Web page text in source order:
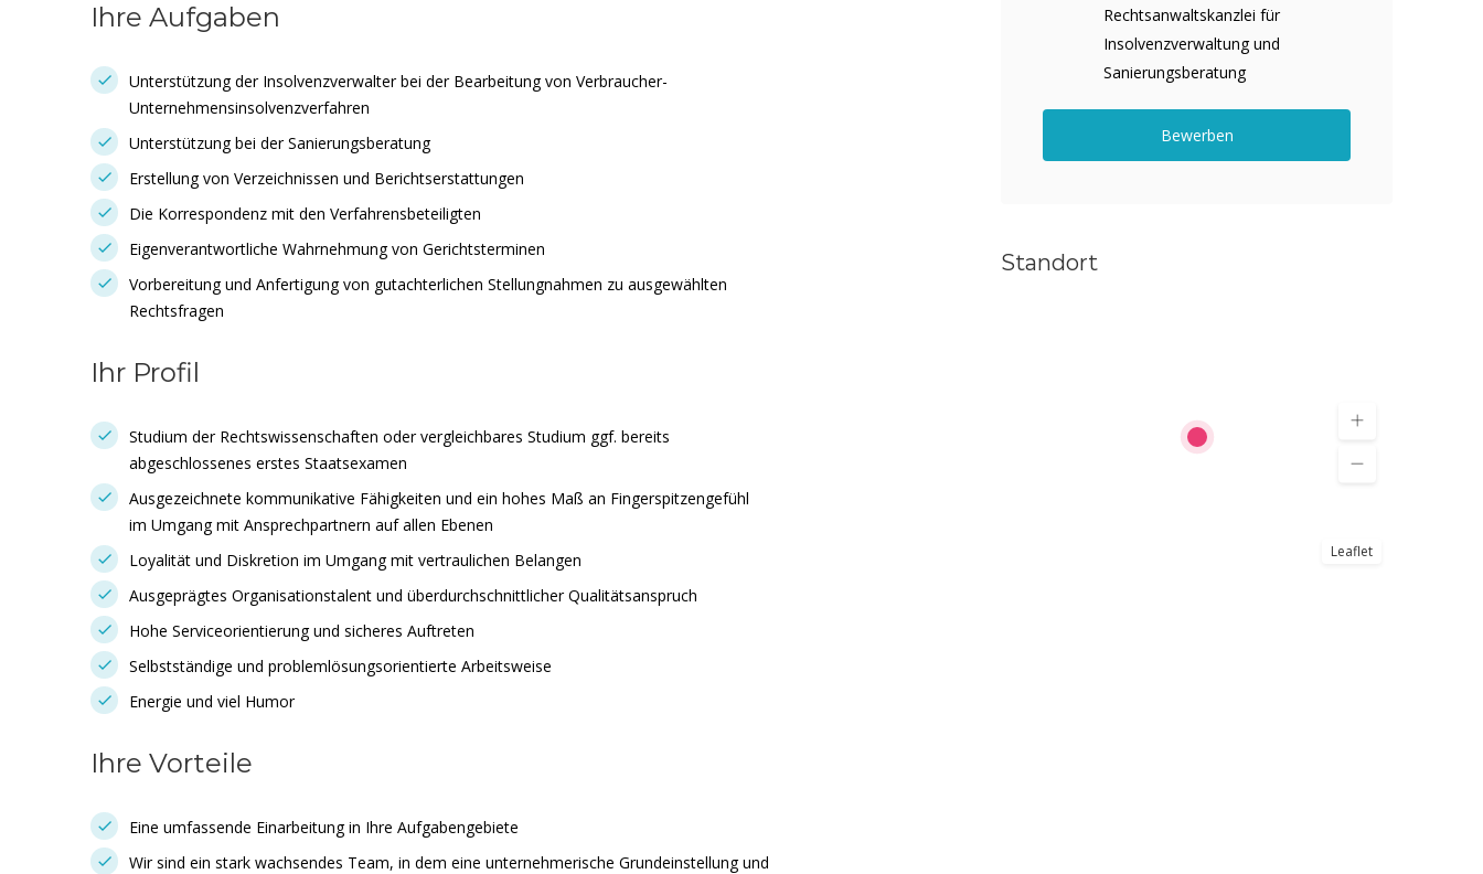
Ihre Aufgaben
Unterstützung der Insolvenzverwalter bei der Bearbeitung von Verbraucher-
Unternehmensinsolvenzverfahren
Unterstützung bei der Sanierungsberatung
Erstellung von Verzeichnissen und Berichtserstattungen
Die Korrespondenz mit den Verfahrensbeteiligten
Eigenverantwortliche Wahrnehmung von Gerichtsterminen
Vorbereitung und Anfertigung von gutachterlichen Stellungnahmen zu ausgewählten
Rechtsfragen
Ihr Profil
Studium der Rechtswissenschaften oder vergleichbares Studium ggf. bereits
abgeschlossenes erstes Staatsexamen
Ausgezeichnete kommunikative Fähigkeiten und ein hohes Maß an Fingerspitzengefühl
im Umgang mit Ansprechpartnern auf allen Ebenen
Loyalität und Diskretion im Umgang mit vertraulichen Belangen
Ausgeprägtes Organisationstalent und überdurchschnittlicher Qualitätsanspruch
Hohe Serviceorientierung und sicheres Auftreten
Selbstständige und problemlösungsorientierte Arbeitsweise
Energie und viel Humor
Ihre Vorteile
Eine umfassende Einarbeitung in Ihre Aufgabengebiete
Wir sind ein stark wachsendes Team, in dem eine unternehmerische Grundeinstellung und
Rechtsanwaltskanzlei für
Insolvenzverwaltung und
Sanierungsberatung
Bewerben
Standort
Leaflet